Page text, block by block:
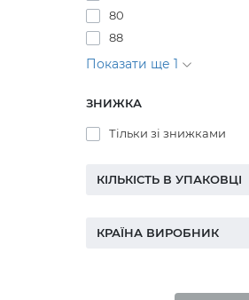
80
88
Показати ще 1
ЗНИЖКА
Тільки зі знижками
КІЛЬКІСТЬ В УПАКОВЦІ
КРАЇНА ВИРОБНИК